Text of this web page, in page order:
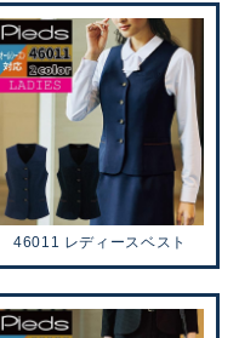
46011 レディースベスト